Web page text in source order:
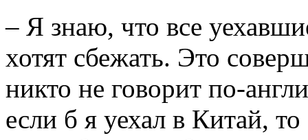
– Я знаю, что все
хотят сбежать. Это
никто не говорит по-
если б я уехал в Китай,